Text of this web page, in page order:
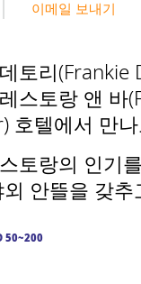
이메일 보내기
토리
스토랑 앤
호텔에서 만
토랑의 인기
안뜰을 갖
50~200